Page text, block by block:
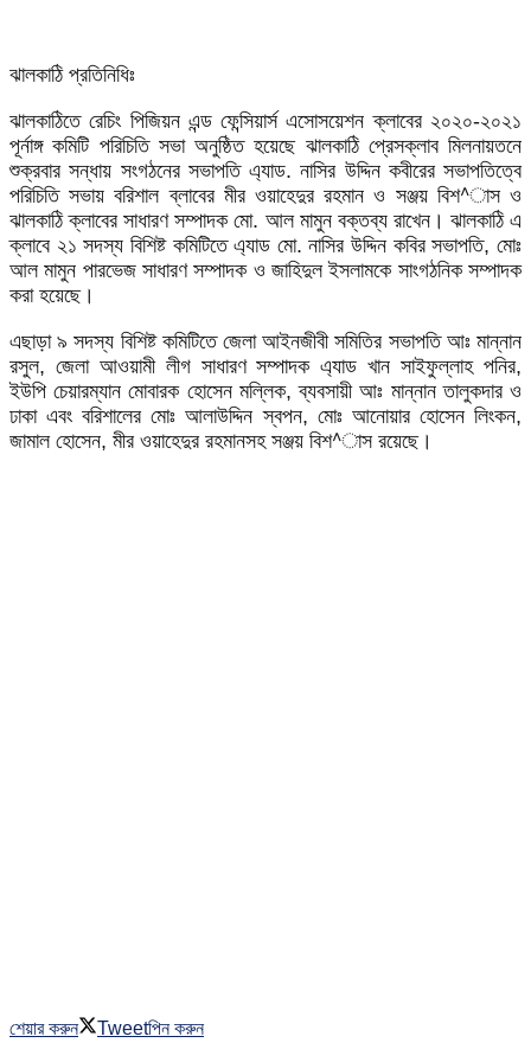
ঝালকাঠি প্রতিনিধিঃ
ঝালকাঠিতে রেচিং পিজিয়ন এন্ড ফেন্সিয়ার্স এসোসয়েশন ক্লাবের ২০২০-২০২১
পূর্নাঙ্গ কমিটি পরিচিতি সভা অনুষ্ঠিত হয়েছে ঝালকাঠি প্রেসক্লাব মিলনায়তনে
শুক্রবার সন্ধায় সংগঠনের সভাপতি এ্যাড. নাসির উদ্দিন কবীরের সভাপতিত্বে
পরিচিতি সভায় বরিশাল ব্লাবের মীর ওয়াহেদুর রহমান ও সঞ্জয় বিশ^াস ও
ঝালকাঠি ক্লাবের সাধারণ সম্পাদক মো. আল মামুন বক্তব্য রাখেন। ঝালকাঠি এ
ক্লাবে ২১ সদস্য বিশিষ্ট কমিটিতে এ্যাড মো. নাসির উদ্দিন কবির সভাপতি, মোঃ
আল মামুন পারভেজ সাধারণ সম্পাদক ও জাহিদুল ইসলামকে সাংগঠনিক সম্পাদক
করা হয়েছে।
এছাড়া ৯ সদস্য বিশিষ্ট কমিটিতে জেলা আইনজীবী সমিতির সভাপতি আঃ মান্নান
রসুল, জেলা আওয়ামী লীগ সাধারণ সম্পাদক এ্যাড খান সাইফুল্লাহ পনির,
ইউপি চেয়ারম্যান মোবারক হোসেন মল্লিক, ব্যবসায়ী আঃ মান্নান তালুকদার ও
ঢাকা এবং বরিশালের মোঃ আলাউদ্দিন স্বপন, মোঃ আনোয়ার হোসেন লিংকন,
জামাল হোসেন, মীর ওয়াহেদুর রহমানসহ সঞ্জয় বিশ^াস রয়েছে।
শেয়ার করুন Tweetপিন করুন